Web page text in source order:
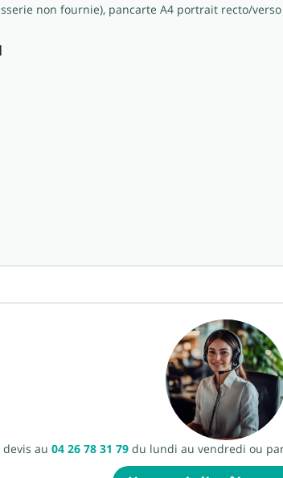
non fournie), pancarte A4 portrait recto/
devis au 04 26 78 31 79du lundi au vendredi ou